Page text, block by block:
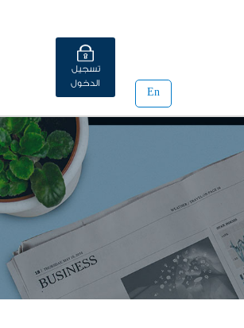
En
تسجيل
الدخول